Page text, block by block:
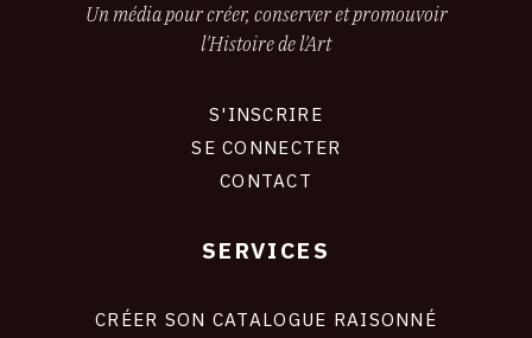
Un média pour créer, conserver et promouvoir
l'Histoire de l'Art
S'INSCRIRE
SE CONNECTER
CONTACT
SERVICES
CRÉER SON CATALOGUE RAISONNÉ